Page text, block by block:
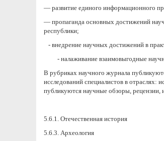
— развитие единого информационного
— пропаганда основных достижений
республики;
- внедрение научных достижений в
- налаживание взаимовыгодные
В рубриках научного журнала
исследований специалистов в отраслях:
публикуются научные обзоры,
5.6.1. Отечественная история
5.6.3. Археология